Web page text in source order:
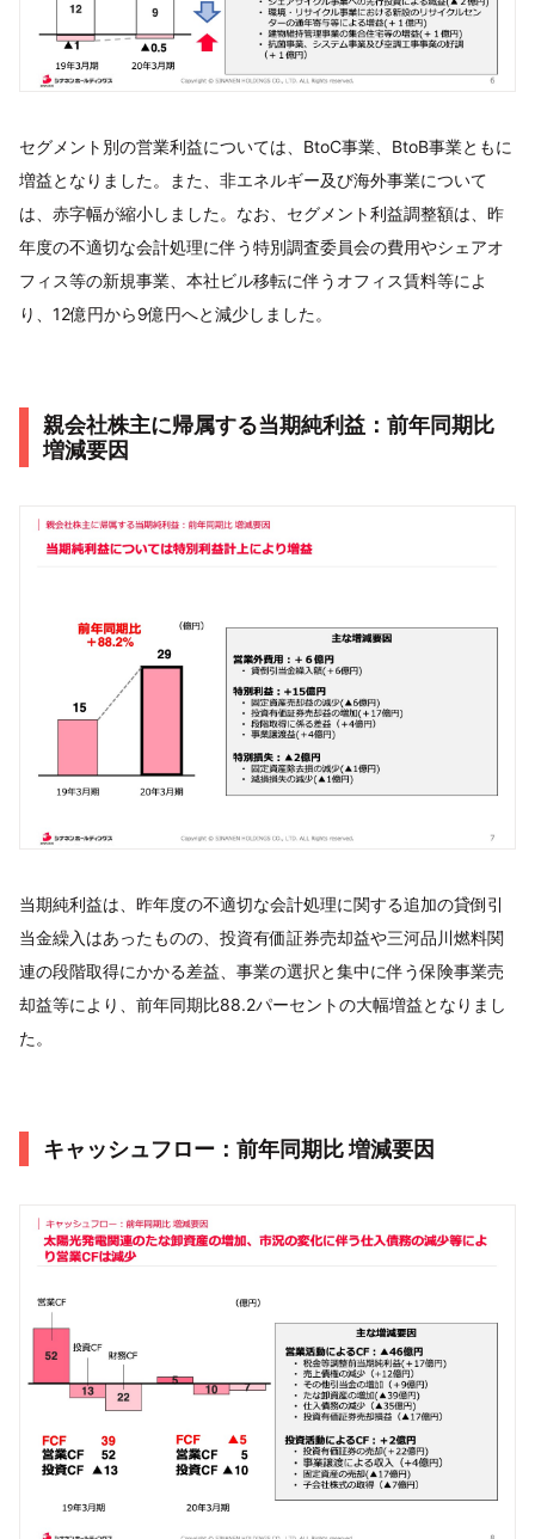
セグメント別の営業利益については、BtoC事業、BtoB事業ともに
増益となりました。また、非エネルギー及び海外事業について
は、赤字幅が縮小しました。なお、セグメント利益調整額は、昨
年度の不適切な会計処理に伴う特別調査委員会の費用やシェアオ
フィス等の新規事業、本社ビル移転に伴うオフィス賃料等によ
り、12億円から9億円へと減少しました。
親会社株主に帰属する当期純利益：前年同期比
増減要因
当期純利益は、昨年度の不適切な会計処理に関する追加の貸倒引
当金繰入はあったものの、投資有価証券売却益や三河品川燃料関
連の段階取得にかかる差益、事業の選択と集中に伴う保険事業売
却益等により、前年同期比88.2パーセントの大幅増益となりまし
た。
キャッシュフロー：前年同期比 増減要因